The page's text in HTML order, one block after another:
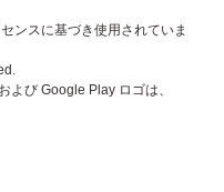
ンスに基づき使用されていま
よび Google Play ロゴは、